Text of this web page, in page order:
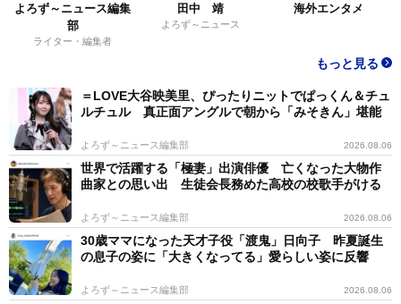
よろず～ニュース編集
部
ライター・編集者
田中 靖
よろず～ニュース
海外エンタメ
もっと見る
＝LOVE大谷映美里、ぴったりニットでぱっくん＆チュ
ルチュル 真正面アングルで朝から「みそきん」堪能
よろず～ニュース編集部 2026.08.06
世界で活躍する「極妻」出演俳優 亡くなった大物作
曲家との思い出 生徒会長務めた高校の校歌手がける
よろず～ニュース編集部 2026.08.06
30歳ママになった天才子役「渡鬼」日向子 昨夏誕生
の息子の姿に「大きくなってる」愛らしい姿に反響
よろず～ニュース編集部 2026.08.06